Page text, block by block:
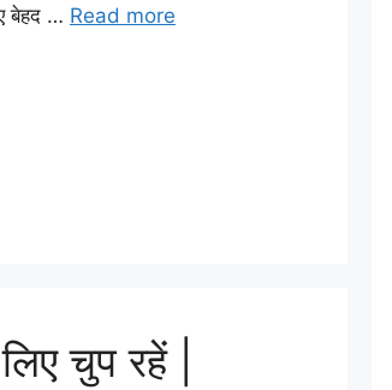
बेहद … Read more
चुप रहें |